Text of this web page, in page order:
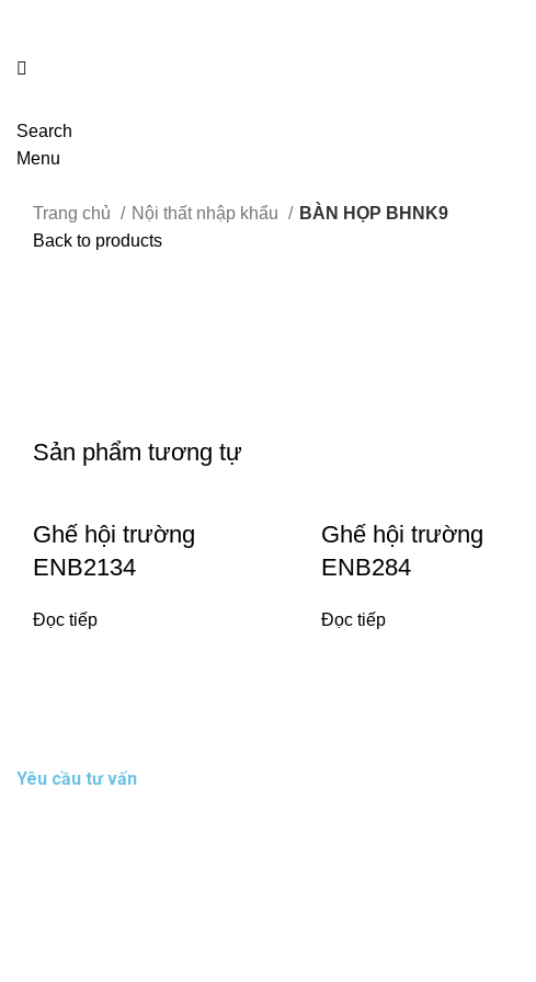
Search
Menu
Trang chủ Nội thất nhập khẩu
BÀN HỌP BHNK9
Back to products
Sản phẩm tương tự
Ghế hội trường
ENB2134
Đọc tiếp
Ghế hội trường
ENB284
Đọc tiếp
Yêu cầu tư vấn